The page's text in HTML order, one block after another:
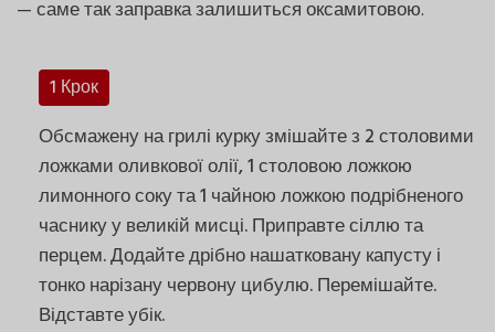
— саме так заправка залишиться оксамитовою.
1 Крок
Обсмажену на грилі курку змішайте з 2 столовими
ложками оливкової олії, 1 столовою ложкою
лимонного соку та 1 чайною ложкою подрібненого
часнику у великій мисці. Приправте сіллю та
перцем. Додайте дрібно нашатковану капусту і
тонко нарізану червону цибулю. Перемішайте.
Відставте убік.